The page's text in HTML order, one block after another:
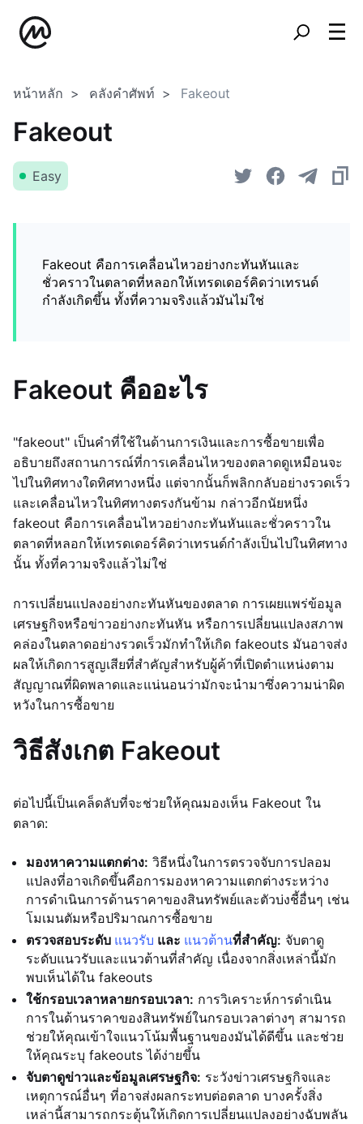
หน้าหลัก คลังคำศัพท์ Fakeout
Fakeout
Easy
Fakeout คือการเคลื่อนไหวอย่างกะทันหันและ
ชั่วคราวในตลาดที่หลอกให้เทรดเดอร์คิดว่าเทรนด์
กำลังเกิดขึ้น ทั้งที่ความจริงแล้วมันไม่ใช่
Fakeout คืออะไร
"fakeout" เป็นคำที่ใช้ในด้านการเงินและการซื้อขายเพื่อ
อธิบายถึงสถานการณ์ที่การเคลื่อนไหวของตลาดดูเหมือนจะ
ไปในทิศทางใดทิศทางหนึ่ง แต่จากนั้นก็พลิกกลับอย่างรวดเร็ว
และเคลื่อนไหวในทิศทางตรงกันข้าม กล่าวอีกนัยหนึ่ง
fakeout คือการเคลื่อนไหวอย่างกะทันหันและชั่วคราวใน
ตลาดที่หลอกให้เทรดเดอร์คิดว่าเทรนด์กำลังเป็นไปในทิศทาง
นั้น ทั้งที่ความจริงแล้วไม่ใช่
การเปลี่ยนแปลงอย่างกะทันหันของตลาด การเผยแพร่ข้อมูล
เศรษฐกิจหรือข่าวอย่างกะทันหัน หรือการเปลี่ยนแปลงสภาพ
คล่องในตลาดอย่างรวดเร็วมักทำให้เกิด fakeouts มันอาจส่ง
ผลให้เกิดการสูญเสียที่สำคัญสำหรับผู้ค้าที่เปิดตำแหน่งตาม
สัญญาณที่ผิดพลาดและแน่นอนว่ามักจะนำมาซึ่งความน่าผิด
หวังในการซื้อขาย
วิธีสังเกต Fakeout
ต่อไปนี้เป็นเคล็ดลับที่จะช่วยให้คุณมองเห็น Fakeout ใน
ตลาด:
มองหาความแตกต่าง: วิธีหนึ่งในการตรวจจับการปลอม
แปลงที่อาจเกิดขึ้นคือการมองหาความแตกต่างระหว่าง
การดำเนินการด้านราคาของสินทรัพย์และตัวบ่งชี้อื่นๆ เช่น
โมเมนตัมหรือปริมาณการซื้อขาย
ตรวจสอบระดับ แนวรับ และ แนวต้านที่สำคัญ: จับตาดู
ระดับแนวรับและแนวต้านที่สำคัญ เนื่องจากสิ่งเหล่านี้มัก
พบเห็นได้ใน fakeouts
ใช้กรอบเวลาหลายกรอบเวลา: การวิเคราะห์การดำเนิน
การในด้านราคาของสินทรัพย์ในกรอบเวลาต่างๆ สามารถ
ช่วยให้คุณเข้าใจแนวโน้มพื้นฐานของมันได้ดีขึ้น และช่วย
ให้คุณระบุ fakeouts ได้ง่ายขึ้น
จับตาดูข่าวและข้อมูลเศรษฐกิจ: ระวังข่าวเศรษฐกิจและ
เหตุการณ์อื่นๆ ที่อาจส่งผลกระทบต่อตลาด บางครั้งสิ่ง
เหล่านี้สามารถกระตุ้นให้เกิดการเปลี่ยนแปลงอย่างฉับพลัน